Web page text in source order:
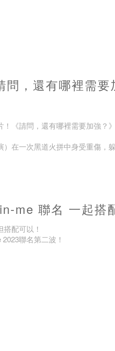
有七個組別，分別為緋紅魅影
問，還有哪裡需
！《請問，還有哪裡需要加強？
）在一次黑道火拼中身受重傷，
漸被魯小小的泰哥撬開，但火
影）
me 聯名 一起搭
配可以！
聯名第二波！
列，今年vacanza與 plain-me再
牌文字與夥伴精神，從飾品到服